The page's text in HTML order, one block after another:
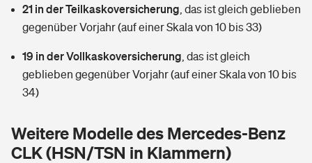
Zur Übersicht
Tools
Wer versichert was: Jetzt Versicherer finden
Handyversicherung
Musikinstrumentenversicherung
Sie haben Fragen?
21 in der Teilkaskoversicherung das ist gleich geblieben
gegenüber Vorjahr (auf einer Skala von 10 bis 33)
19 in der Vollkaskoversicherung das ist gleich
geblieben gegenüber Vorjahr (auf einer Skala von 10 bis
34)
Weitere Modelle des Mercedes-Benz
CLK (HSN/TSN in Klammern)